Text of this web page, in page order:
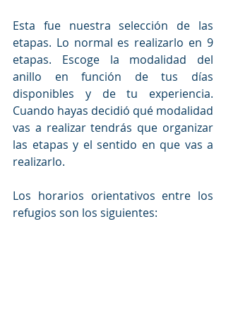
Esta fue nuestra selección de las
etapas. Lo normal es realizarlo en 9
etapas. Escoge la modalidad del
anillo en función de tus días
disponibles y de tu experiencia.
Cuando hayas decidió qué modalidad
vas a realizar tendrás que organizar
las etapas y el sentido en que vas a
realizarlo.
Los horarios orientativos entre los
refugios son los siguientes: